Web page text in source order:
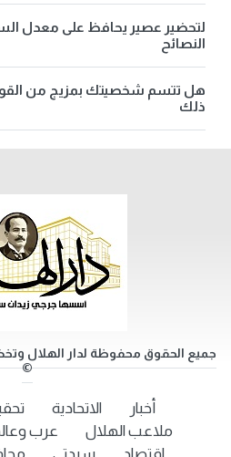
لتحضير عصير يحافظ على معدل
النصائح
هل تتسم شخصيتك بمزيج من
ذلك
جميع الحقوق محفوظة لدار الهلال
©
أخبار الاتحادية
ملاعب الهلال
عرب